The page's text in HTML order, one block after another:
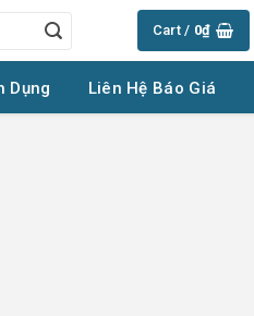
Cart / 0₫
Dụng Liên Hệ Báo Giá